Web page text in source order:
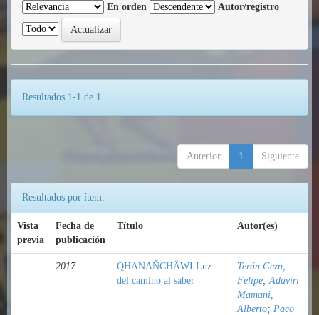
En orden
Autor/registro
Resultados 1-1 de 1.
Anterior 1 Siguiente
Resultados por ítem:
Vista
previa
Fecha de
publicación
Título Autor(es)
2017
QHANAÑCHÄWI Luz
del camino al saber
Terán Gezn,
Felipe;Aduviri
Mamani,
Alberto; Paco